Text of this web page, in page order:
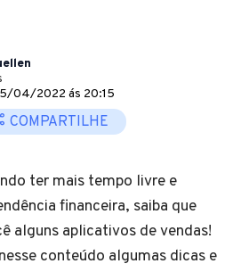
04/2022 ás 20:15
COMPARTILHE
ter mais tempo livre e
financeira, saiba que
alguns aplicativos de vendas!
conteúdo algumas dicas e